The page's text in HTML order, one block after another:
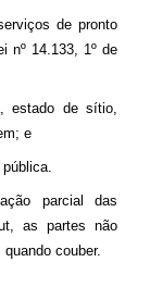
de pronto
nº 14.133, 1º de
estado de sítio,
e
parcial das
as partes não
couber.